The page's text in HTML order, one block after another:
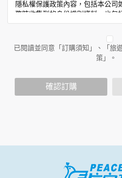
隱私權保護政策內容，包括本公司
務時收集到的身份識別資料，也包
作與本公司合作時分享的任何身份
人員。例如您透過本公司旗下網站
放連結的廠商也可能蒐集您個人的
人資訊，這些廣告廠商或連結網站
您個人在本網站上的聊天室或討論
個人的資料，其範圍如下：
您所提供的姓名、電子郵件地址、
於一般瀏覽時，伺服器會自行記錄
已閱讀並同意「訂購須知」、「旅
策」。
確認訂購